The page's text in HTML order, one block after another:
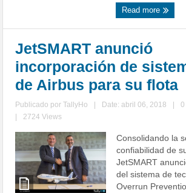
Read more
JetSMART anunció
incorporación de
de Airbus para su flota
Publicado porTallyHo Date: abril 06, 2018
2724 Views
Consolidando la
confiabilidad de
JetSMART
del sistema de
Overrun